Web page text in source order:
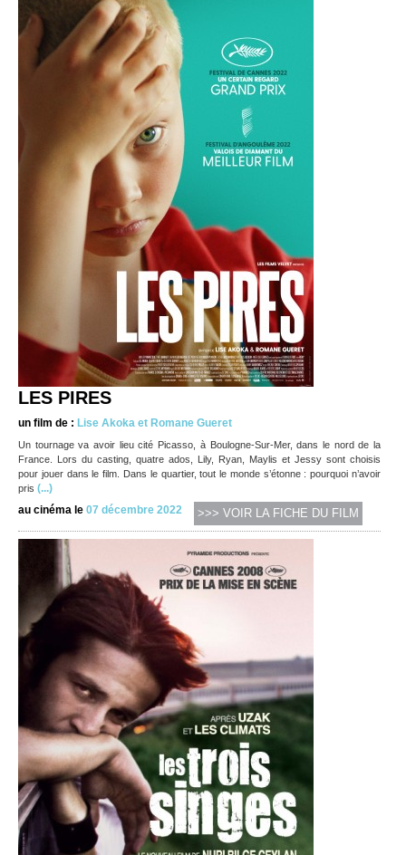
LES PIRES
un film de : Lise Akoka et Romane Gueret
Un tournage va avoir lieu cité Picasso, à Boulogne-Sur-Mer, dans le nord de la
France. Lors du casting, quatre ados, Lily, Ryan, Maylis et Jessy sont choisis
pour jouer dans le film. Dans le quartier, tout le monde s’étonne : pourquoi n’avoir
pris (...)
au cinéma le 07 décembre 2022 >>> VOIR LA FICHE DU FILM